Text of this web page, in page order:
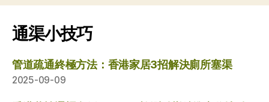
通渠小技巧
管道疏通終極方法：香港家居3招解決廁所塞渠
2025-09-09